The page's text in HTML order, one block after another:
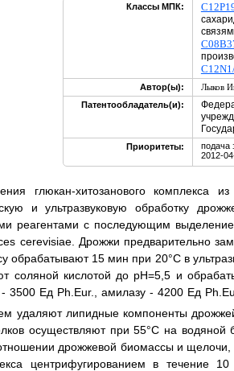
Классы МПК:
Автор(ы): Лыков
Патентообладатель(и):
Приоритеты:
подача
2012-
глюкан-хитозанового комплекса
и ультразвуковую обработку
реагентами с последующим
cerevisiae. Дрожжи предварительно
обрабатывают 15 мин при 20°C в
соляной кислотой до рН=5,5 и
3500 Ед Ph.Eur., амилазу - 4200 Ед
удаляют липидные компоненты
осуществляют при 55°C на
дрожжевой биомассы и
центрифугированием в